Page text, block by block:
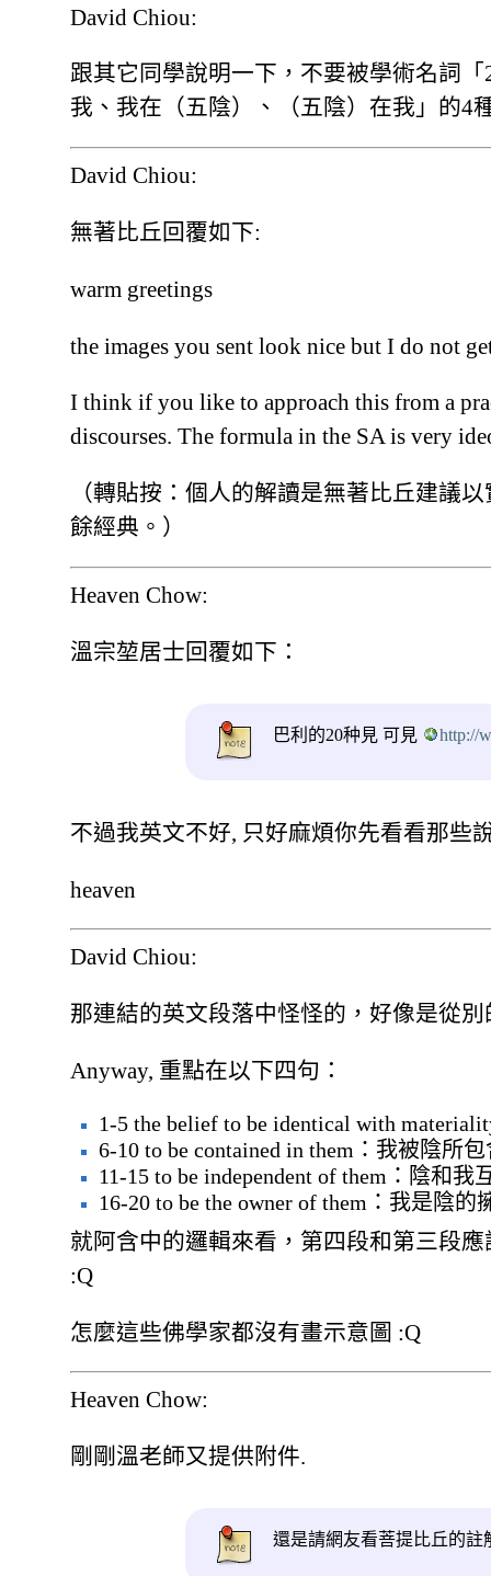
David Chiou:
跟其它同學說明一下，不要被學術名詞
我、我在（五陰）、（五陰）在我」的4
David Chiou:
無著比丘回覆如下:
warm greetings
the images you sent look nice but I do not
I think if you like to approach this from a
discourses. The formula in the SA is very
（轉貼按：個人的解讀是無著比丘建議
餘經典。）
Heaven Chow:
溫宗堃居士回覆如下：
巴利的20种見 可見 http://
不過我英文不好, 只好麻煩你先看看那些
heaven
David Chiou:
那連結的英文段落中怪怪的，好像是從
Anyway, 重點在以下四句：
1-5 the belief to be identical with
6-10 to be contained in them：我被陰所
11-15 to be independent of them：陰和
16-20 to be the owner of them：我是陰的
就阿含中的邏輯來看，第四段和第三段
:Q
怎麼這些佛學家都沒有畫示意圖 :Q
Heaven Chow:
剛剛溫老師又提供附件.
還是請網友看菩提比丘的註